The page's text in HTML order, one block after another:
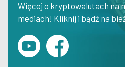
Więcej o kryptowalutach na
mediach! Kliknij i bądź na